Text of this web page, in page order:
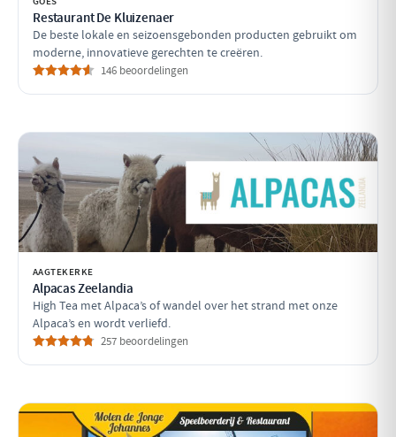
Restaurant De Kluizenaer
De beste lokale en seizoensgebonden producten gebruikt om
moderne, innovatieve gerechten te creëren.
146 beoordelingen
AAGTEKERKE
Alpacas Zeelandia
High Tea met Alpaca’s of wandel over het strand met onze
Alpaca’s en wordt verliefd.
257 beoordelingen